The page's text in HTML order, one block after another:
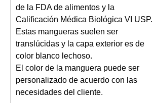
de la FDA de alimentos y la
Calificación Médica Biológica VI USP.
Estas mangueras suelen ser
translúcidas y la capa exterior es de
color blanco lechoso.
El color de la manguera puede ser
personalizado de acuerdo con las
necesidades del cliente.